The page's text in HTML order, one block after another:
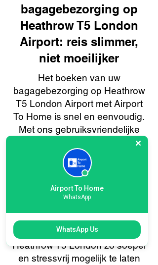
bagagebezorging op
Heathrow T5 London
Airport: reis slimmer,
niet moeilijker
Het boeken van uw
bagagebezorging op Heathrow
T5 London Airport met Airport
To Home is snel en eenvoudig.
Met ons gebruiksvriendelijke
online boekingssysteem kunt u
met slechts een paar klikken uw
bagage ophalen of bezorgen.
Profiteer van realtime tracking,
directe bevestigingen en 24/7
afgestemd om uw
bagagevervoer van of naar
Heathrow T5 London zo soepel
en stressvrij mogelijk te laten
Airport To Home
WhatsApp
WhatsApp Us